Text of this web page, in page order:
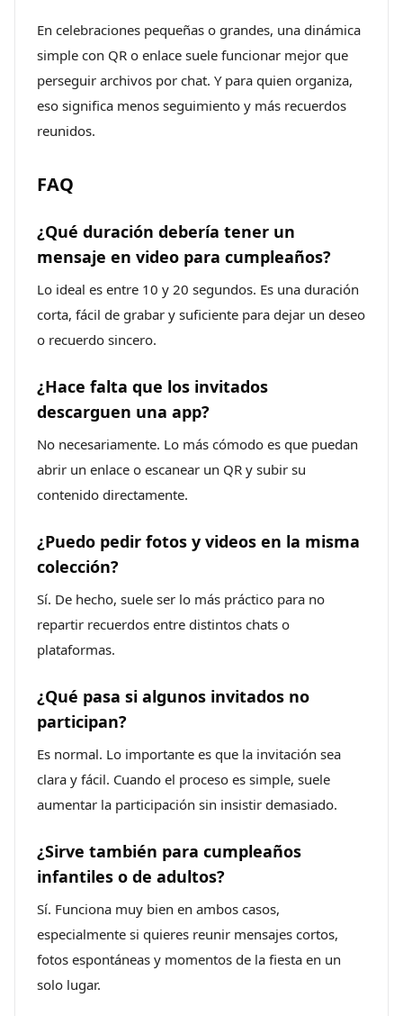
En celebraciones pequeñas o grandes, una dinámica
simple con QR o enlace suele funcionar mejor que
perseguir archivos por chat. Y para quien organiza,
eso significa menos seguimiento y más recuerdos
reunidos.
FAQ
¿Qué duración debería tener un
mensaje en video para cumpleaños?
Lo ideal es entre 10 y 20 segundos. Es una duración
corta, fácil de grabar y suficiente para dejar un deseo
o recuerdo sincero.
¿Hace falta que los invitados
descarguen una app?
No necesariamente. Lo más cómodo es que puedan
abrir un enlace o escanear un QR y subir su
contenido directamente.
¿Puedo pedir fotos y videos en la misma
colección?
Sí. De hecho, suele ser lo más práctico para no
repartir recuerdos entre distintos chats o
plataformas.
¿Qué pasa si algunos invitados no
participan?
Es normal. Lo importante es que la invitación sea
clara y fácil. Cuando el proceso es simple, suele
aumentar la participación sin insistir demasiado.
¿Sirve también para cumpleaños
infantiles o de adultos?
Sí. Funciona muy bien en ambos casos,
especialmente si quieres reunir mensajes cortos,
fotos espontáneas y momentos de la fiesta en un
solo lugar.